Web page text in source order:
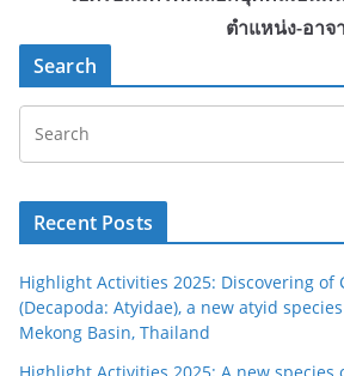
ตำแหน่ง-อาจ
Search
Recent Posts
Highlight Activities 2025: Discovering
(Decapoda: Atyidae), a new atyid
Mekong Basin, Thailand
Highlight Activities 2025: A new